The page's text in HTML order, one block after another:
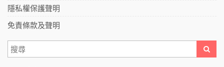
隱私權保護聲明
免責條款及聲明